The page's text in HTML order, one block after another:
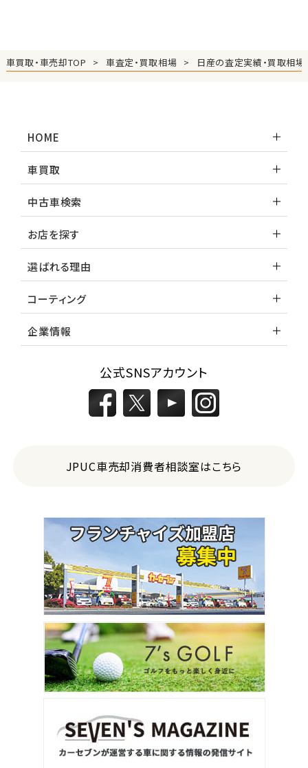
車買取・車売却TOP 車査定・買取相場 日産の査定実績・買取相場
HOME
車買取
中古車検索
お店を探す
選ばれる理由
コーティング
企業情報
公式SNSアカウント
JPUC車売却消費者相談室はこちら